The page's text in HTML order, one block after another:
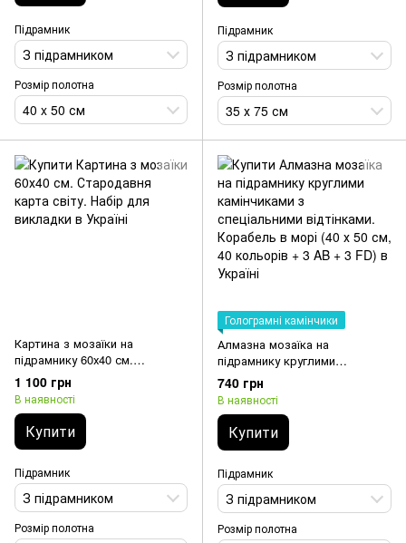
Підрамник
З підрамником
Розмір полотна
40 x 50 см
Підрамник
З підрамником
Розмір полотна
35 х 75 см
Картина з мозаїки на
підрамнику 60х40 см.
Стародавня карта світу. Набір
для викладки
1 100 грн
В наявності
Купити
Підрамник
З підрамником
Розмір полотна
Голограмні камінчики
Алмазна мозаїка на
підрамнику круглими
камінчиками з спеціальними
відтінками. Корабель в морі
(40 х 50 см, 40 кольорів + 3
AB + 3 FD)
740 грн
В наявності
Купити
Підрамник
З підрамником
Розмір полотна